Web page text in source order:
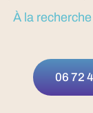
À la
06 72